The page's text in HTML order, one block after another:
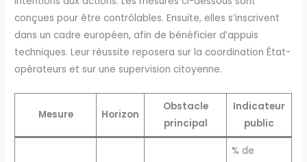
conçues pour être contrôlables. Ensuite, elles s’inscrivent
dans un cadre européen, afin de bénéficier d’appuis
techniques. Leur réussite reposera sur la coordination État-
opérateurs et sur une supervision citoyenne.
Mesure Horizon
Obstacle
principal
Indicateur
public
% de